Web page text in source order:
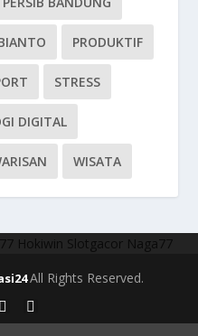
PRODUKTIF
STRESS
DIGITAL
WISATA
Hokiwin Slotgacor Naga77
All Rights Reserved.